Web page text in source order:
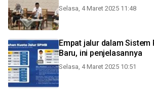
Selasa, 4 Maret 2025 11:48
Empat jalur dalam Sistem
Baru, ini penjelasannya
Selasa, 4 Maret 2025 10:51